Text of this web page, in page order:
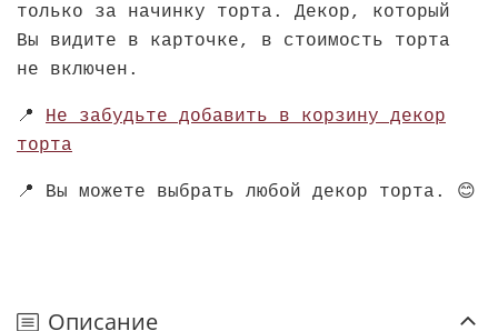
только за начинку торта. Декор, который
Вы видите в карточке, в стоимость торта
не включен.
📍 Не забудьте добавить в корзину декор
торта
📍 Вы можете выбрать любой декор торта. 😊
Описание